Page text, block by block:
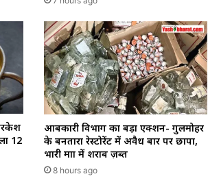
12
आबकारी विभाग का बड़ा एक्शन- गुलमोहर
के बनतारा रेस्टोरेंट में अवैध बार पर छापा,
भारी मात्रा में शराब ज़ब्त
8 hours ago